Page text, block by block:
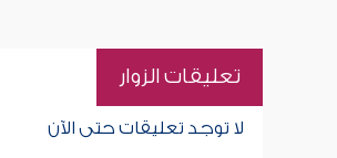
تعليقات الزوار
لا توجد تعليقات حتى الآن